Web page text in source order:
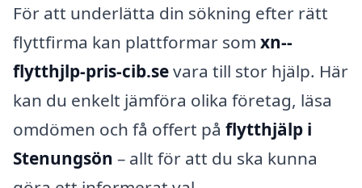
För att underlätta din sökning efter rätt
flyttfirma kan plattformar som xn--
flytthjlp-pris-cib.sevara till stor hjälp. Här
kan du enkelt jämföra olika företag, läsa
omdömen och få offert på flytthjälp i
Stenungsön – allt för att du ska kunna